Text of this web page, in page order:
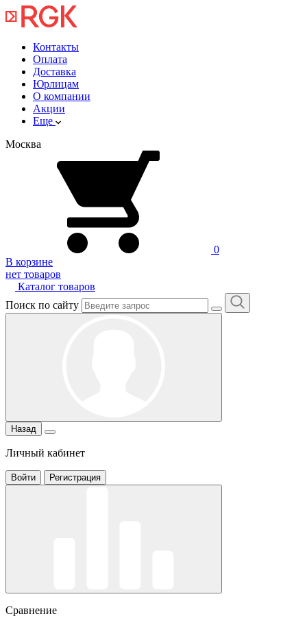
Контакты
Оплата
Доставка
Юрлицам
О компании
Акции
Еще
Москва
0
В корзине
нет товаров
Каталог товаров
Поиск по сайту
Назад
Личный кабинет
Войти Регистрация
Сравнение